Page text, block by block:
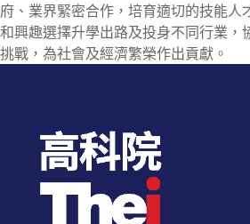
府、業界緊密合作，培育適切的技能人
和興趣選擇升學出路及投身不同行業，
挑戰，為社會及經濟繁榮作出貢獻。